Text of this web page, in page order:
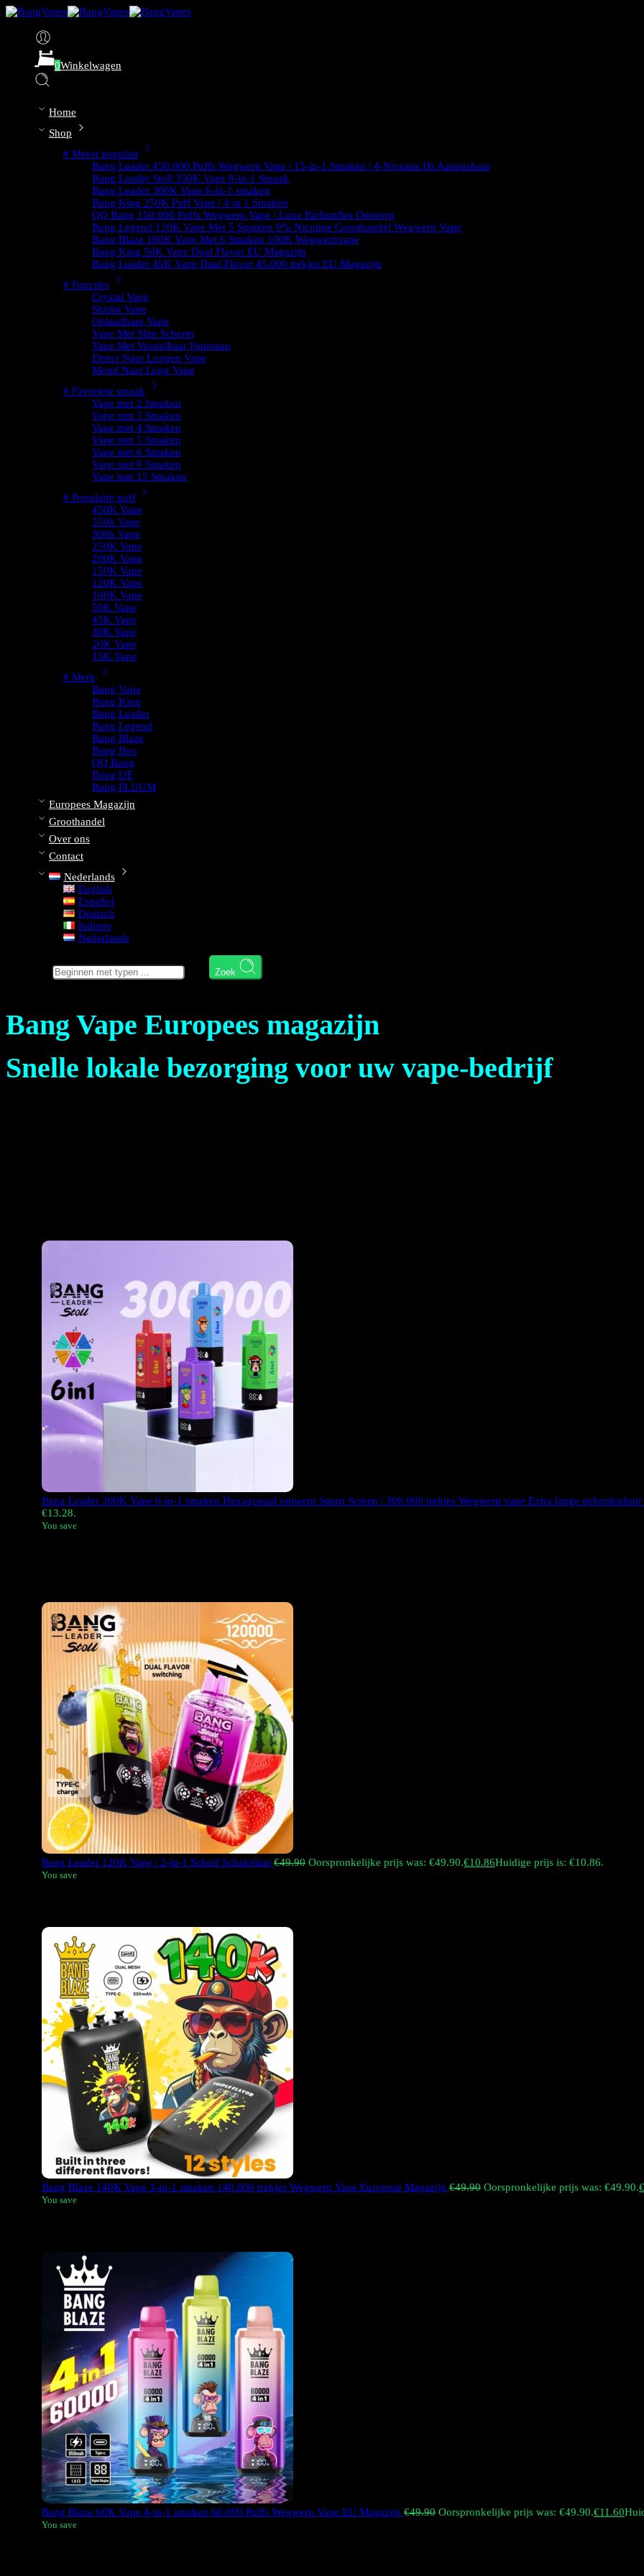
0Winkelwagen
Home
Shop
# Meest populair
Bang Leader 450.000 Puffs Wegwerp Vape | 15-in-1 Smaken | 4-Niveaus IJs Aanpasbaar
Bang Leader Stoll 350K Vape 8-in-1 Smaak
Bang Leader 300K Vape 6-in-1 smaken
Bang King 250K Puff Vape | 4 in 1 Smaken
QQ Bang 150.000 Puffs Wegwerp Vape | Luxe Parfumfles Ontwerp
Bang Legend 120K Vape Met 5 Smaken 0% Nicotine Groothandel Wegwerp Vape
Bang Blaze 100K Vape Met 6 Smaken 100K Wegwerpvape
Bang King 50K Vape Dual Flavor EU Magazijn
Bang Leader 45K Vape Dual Flavor 45.000 trekjes EU Magazijn
# Functies
Crystal Vape
Shisha Vape
Oplaadbare Vape
Vape Met Slim Scherm
Vape Met Verstelbaar Ijsniveau
Direct Naar Longen Vape
Mond Naar Long Vape
# Favoriete smaak
Vape met 2 Smaken
Vape met 3 Smaken
Vape met 4 Smaken
Vape met 5 Smaken
Vape met 6 Smaken
Vape met 8 Smaken
Vape met 15 Smaken
# Populaire puff
450K Vape
350k Vape
300k Vape
250K Vape
200K Vape
150K Vape
120K Vape
100K Vape
50K Vape
45K Vape
30K Vape
20K Vape
15K Vape
# Merk
Bang Vape
Bang King
Bang Leader
Bang Legend
Bang Blaze
Bang Box
QQ Bang
Bang DE
Bang FLUUM
Europees Magazijn
Groothandel
Over ons
Contact
Nederlands
English
Español
Deutsch
Italiano
Nederlands
Zoek
Bang Vape Europees magazijn
Snelle lokale bezorging voor uw vape-bedrijf
Bang Leader 300K Vape 6-in-1 smaken Hexagonaal ontwerp Smart Screen | 300.000 trekjes Wegwerp vape Extra lange gebruiksduur
€13.28.
You save
Bang Leader 120K Vape | 2-in-1 Schuif Schakelaar €49.90 Oorspronkelijke prijs was: €49.90.€10.86Huidige prijs is: €10.86.
You save
Bang Blaze 140K Vape 3-in-1 smaken 140.000 trekjes Wegwerp Vape Europese Magazijn €49.90 Oorspronkelijke prijs was: €49.90.€
You save
Bang Blaze 60K Vape 4-in-1 smaken 60.000 Puffs Wegwerp Vape EU Magazijn €49.90 Oorspronkelijke prijs was: €49.90.€11.60
You save